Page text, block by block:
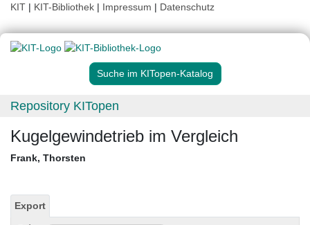
KIT | KIT-Bibliothek | Impressum | Datenschutz
Suche im KITopen-Katalog
Repository KITopen
Kugelgewindetrieb im Vergleich
Frank, Thorsten
Export